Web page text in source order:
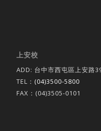
上安校
ADD: 台中市西屯區上安路
TEL： (04)3500-5800
FAX：(04)3505-0101